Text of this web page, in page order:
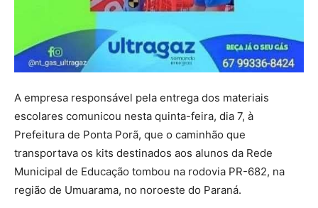
A empresa responsável pela entrega dos materiais
escolares comunicou nesta quinta-feira, dia 7, à
Prefeitura de Ponta Porã, que o caminhão que
transportava os kits destinados aos alunos da Rede
Municipal de Educação tombou na rodovia PR-682, na
região de Umuarama, no noroeste do Paraná.